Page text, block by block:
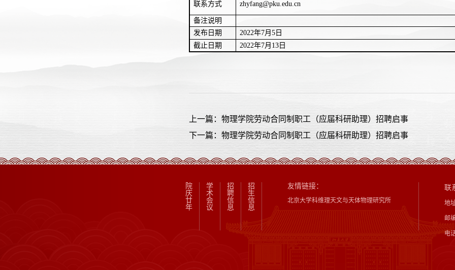
联系方式 zhyfang@pku.edu.cn
备注说明
发布日期
2022年7月 5 日
截止日期
2022年7月 13 日
上一篇：物理学院劳动合同制职工（应届科研助理）招聘启事
下一篇：物理学院劳动合同制职工（应届科研助理）招聘启事
院
庆
廿
年
学
术
会
议
招
聘
信
息
招
生
信
息
友情链接：
北京大学科维理天文与天体物理研究所
联
地
邮
电